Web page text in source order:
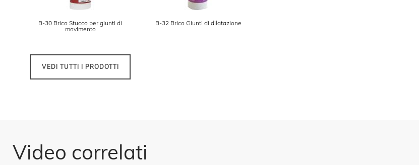
B-30 Brico Stucco per giunti di
movimento
B-32 Brico Giunti di dilatazione
VEDI TUTTI I PRODOTTI
Video correlati